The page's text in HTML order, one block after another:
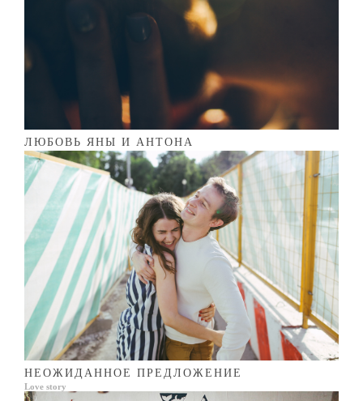
ЛЮБОВЬ ЯНЫ И АНТОНА
НЕОЖИДАННОЕ ПРЕДЛОЖЕНИЕ
Love story